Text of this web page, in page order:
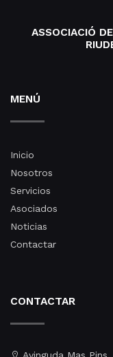
ASSOCIACIÓ
MENÚ
Inicio
Nosotros
Servicios
Asociados
Noticias
Contactar
CONTACTAR